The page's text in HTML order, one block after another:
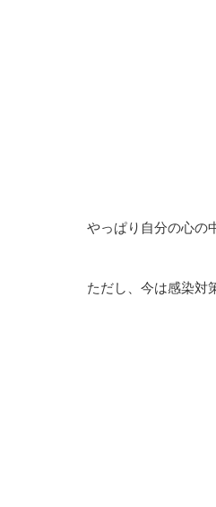
やっぱり自分の心の
ただし、今は感染対